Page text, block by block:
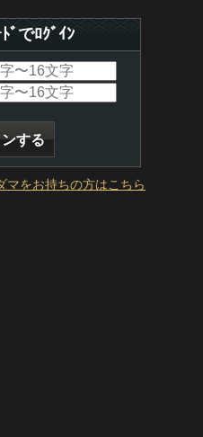
ﾞでﾛｸﾞｲﾝ
マをお持ちの方はこちら